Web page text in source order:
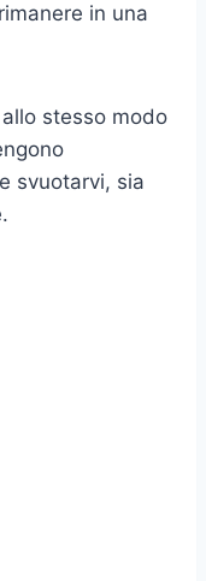
in una
stesso modo
svuotarvi, sia